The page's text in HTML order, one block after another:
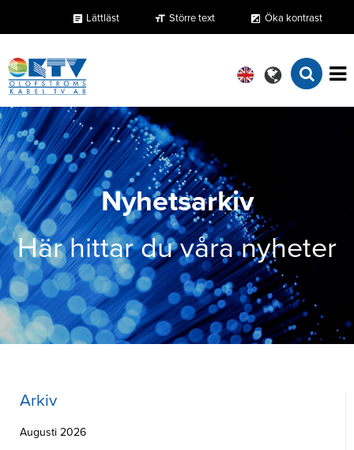
article Lättläst format_size Större text exposure Öka kontrast
Nyhetsarkiv
Här hittar du våra nyheter
Arkiv
Augusti 2026